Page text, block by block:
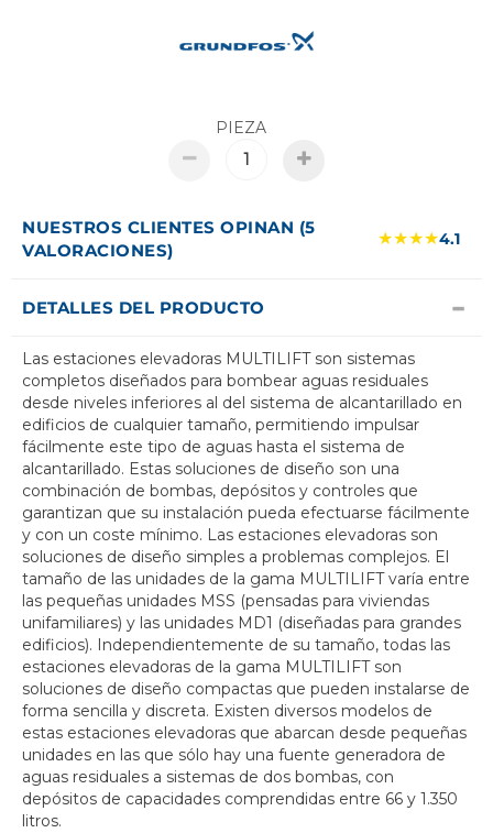
PIEZA
NUESTROS CLIENTES OPINAN (5
VALORACIONES)
★★★★4.1
DETALLES DEL PRODUCTO
Las estaciones elevadoras MULTILIFT son sistemas
completos diseñados para bombear aguas residuales
desde niveles inferiores al del sistema de alcantarillado en
edificios de cualquier tamaño, permitiendo impulsar
fácilmente este tipo de aguas hasta el sistema de
alcantarillado. Estas soluciones de diseño son una
combinación de bombas, depósitos y controles que
garantizan que su instalación pueda efectuarse fácilmente
y con un coste mínimo. Las estaciones elevadoras son
soluciones de diseño simples a problemas complejos. El
tamaño de las unidades de la gama MULTILIFT varía entre
las pequeñas unidades MSS (pensadas para viviendas
unifamiliares) y las unidades MD1 (diseñadas para grandes
edificios). Independientemente de su tamaño, todas las
estaciones elevadoras de la gama MULTILIFT son
soluciones de diseño compactas que pueden instalarse de
forma sencilla y discreta. Existen diversos modelos de
estas estaciones elevadoras que abarcan desde pequeñas
unidades en las que sólo hay una fuente generadora de
aguas residuales a sistemas de dos bombas, con
depósitos de capacidades comprendidas entre 66 y 1.350
litros.